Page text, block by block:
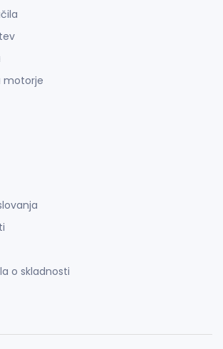
motorje
o skladnosti